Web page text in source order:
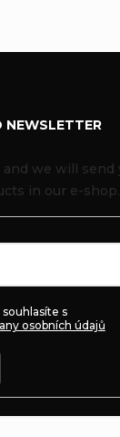
NEWSLETTER
and we will
in our e-shop.
s
osobních údajů